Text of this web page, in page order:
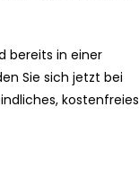
bereits in einer
Sie sich jetzt bei
kostenfreies